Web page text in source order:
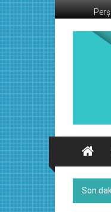
İçeriğe
geç
Ekonomi
Kanalı
Son